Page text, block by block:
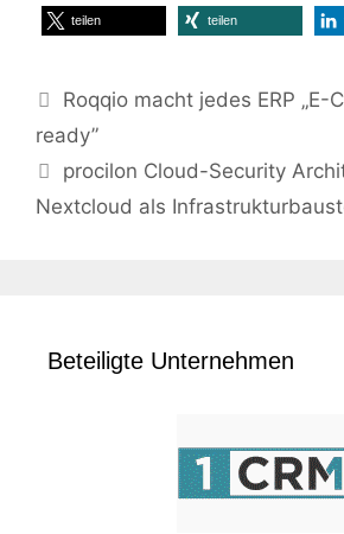
teilen teilen
Roqqio macht jedes ERP „E-
ready”
procilon Cloud-Security
Nextcloud als
Beteiligte Unternehmen